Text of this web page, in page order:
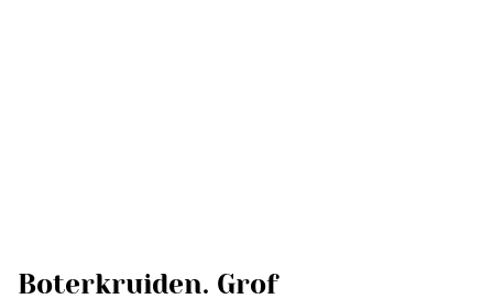
Boterkruiden. Grof